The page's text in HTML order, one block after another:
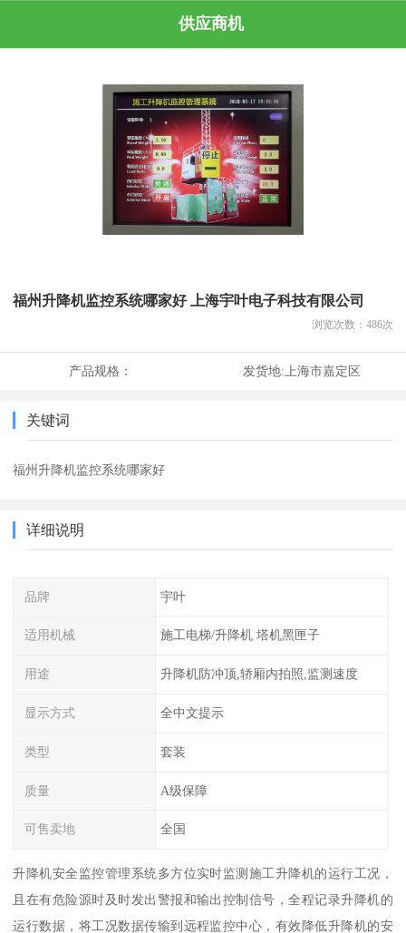
供应商机
福州升降机监控系统哪家好 上海宇叶电子科技有限公司
浏览次数： 486次
产品规格： 发货地:上海市嘉定区
关键词
福州升降机监控系统哪家好
详细说明
品牌 宇叶
适用机械 施工电梯/升降机 塔机黑匣子
用途 升降机防冲顶,轿厢内拍照,监测速度
显示方式 全中文提示
类型 套装
质量 A级保障
可售卖地 全国
升降机安全监控管理系统多方位实时监测施工升降机的运行工况，
且在有危险源时及时发出警报和输出控制信号，全程记录升降机的
运行数据，将工况数据传输到远程监控中心，有效降低升降机的安